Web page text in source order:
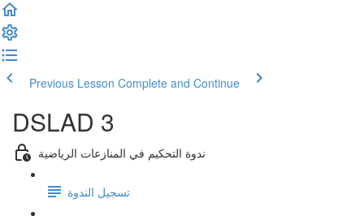
Previous Lesson Complete and Continue
DSLAD 3
ندوة التحكيم في المنازعات الرياضية
تسجيل الندوة